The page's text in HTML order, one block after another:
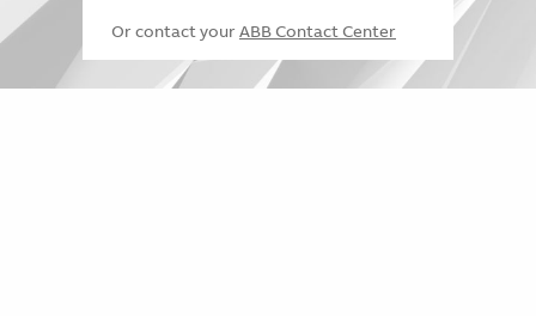
Or contact your ABB Contact Center